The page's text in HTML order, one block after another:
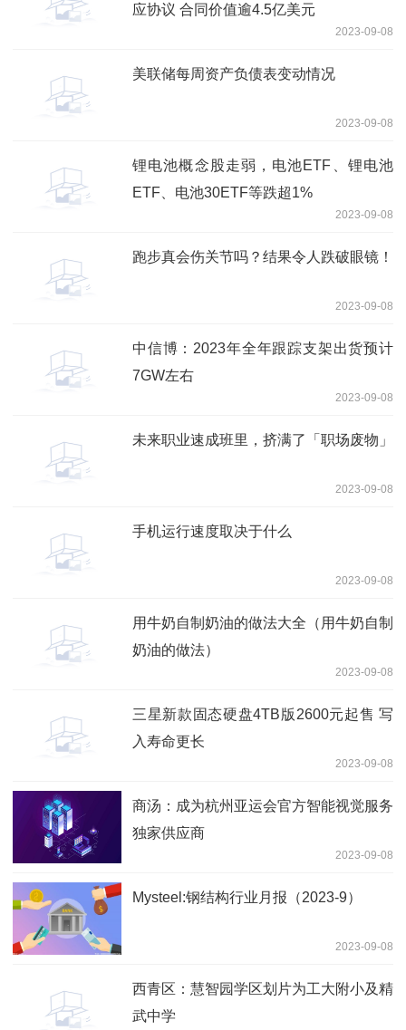
应协议 合同价值逾4.5亿美元
2023-09-08
美联储每周资产负债表变动情况
2023-09-08
锂电池概念股走弱，电池ETF、锂电池
ETF、电池30ETF等跌超1%
2023-09-08
跑步真会伤关节吗？结果令人跌破眼镜！
2023-09-08
中信博：2023年全年跟踪支架出货预计
7GW左右
2023-09-08
未来职业速成班里，挤满了「职场废物」
2023-09-08
手机运行速度取决于什么
2023-09-08
用牛奶自制奶油的做法大全（用牛奶自制
奶油的做法）
2023-09-08
三星新款固态硬盘4TB版2600元起售 写
入寿命更长
2023-09-08
商汤：成为杭州亚运会官方智能视觉服务
独家供应商
2023-09-08
Mysteel:钢结构行业月报（2023-9）
2023-09-08
西青区：慧智园学区划片为工大附小及精
武中学